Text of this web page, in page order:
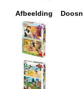
Afbeelding